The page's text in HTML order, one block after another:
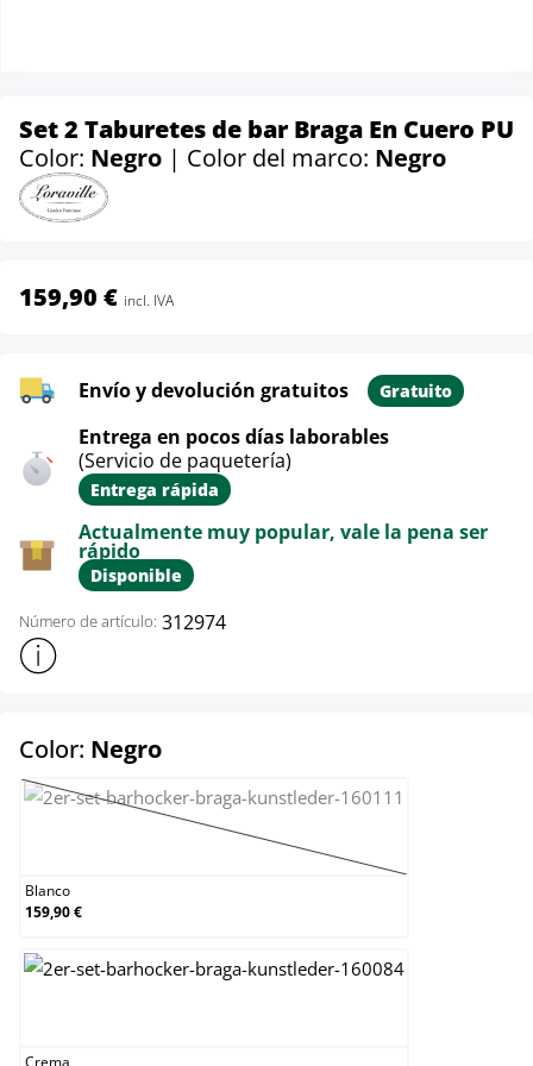
Set 2 Taburetes de bar Braga En Cuero PU
Color: Negro | Color del marco: Negro
159,90 € incl. IVA
Envío y devolución gratuitos Gratuito
Entrega en pocos días laborables
(Servicio de paquetería)
Entrega rápida
Actualmente muy popular, vale la pena ser
rápido
Disponible
Número de artículo: 312974
Mostrar más información sobre el producto
Color: Negroselect
Blanco
(Esta opción no está disponible en este
Blanco
159,90 €
Crema